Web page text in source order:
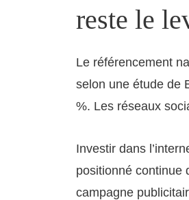
reste le
Le référencement
selon une étude de
%. Les réseaux
Investir dans
positionné continue
campagne